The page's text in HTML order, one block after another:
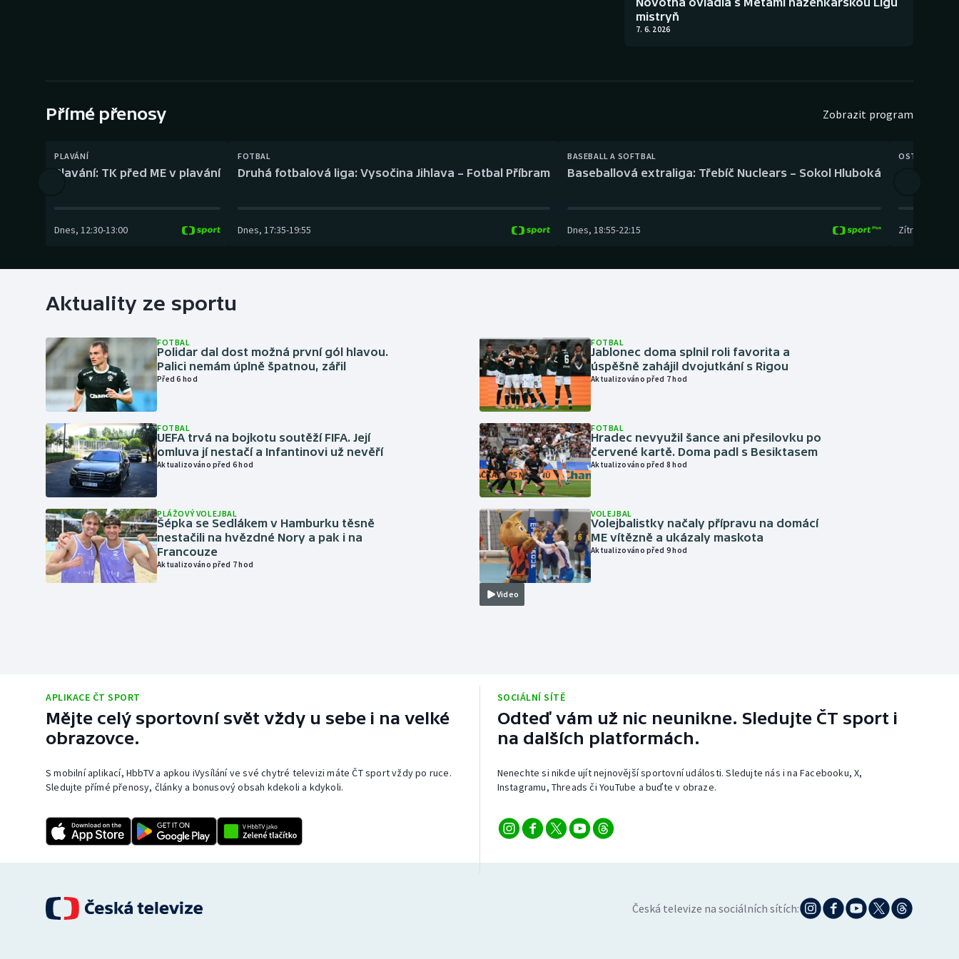
Gymnastika Plážový volejbal
mistryň
7. 6. 2026
Přímé přenosy Zobrazit program
PLAVÁNÍ
Plavání: TK před ME v plavání
Dnes, 12:30-13:00
FOTBAL
Druhá fotbalová liga: Vysočina Jihlava – Fotbal Příbram
Dnes, 17:35-19:55
BASEBALL A SOFTBAL
Baseballová extraliga: Třebíč Nuclears – Sokol Hluboká
Dnes, 18:55-22:15
OSTATNÍ
Zítra
Aktuality ze sportu
FOTBAL
Polidar dal dost možná první gól hlavou.
Palici nemám úplně špatnou, zářil
Před 6 hod
FOTBAL
UEFA trvá na bojkotu soutěží FIFA. Její
omluva jí nestačí a Infantinovi už nevěří
Aktualizováno před 6 hod
PLÁŽOVÝ VOLEJBAL
Šépka se Sedlákem v Hamburku těsně
nestačili na hvězdné Nory a pak i na
Francouze
Aktualizováno před 7 hod
FOTBAL
Jablonec doma splnil roli favorita a
úspěšně zahájil dvojutkání s Rigou
Aktualizováno před 7 hod
FOTBAL
Hradec nevyužil šance ani přesilovku po
červené kartě. Doma padl s Besiktasem
Aktualizováno před 8 hod
Video
VOLEJBAL
Volejbalistky načaly přípravu na domácí
ME vítězně a ukázaly maskota
Aktualizováno před 9 hod
APLIKACE ČT SPORT
Mějte celý sportovní svět vždy u sebe i na velké
obrazovce.
S mobilní aplikací, HbbTV a apkou iVysílání ve své chytré televizi máte ČT sport vždy po ruce.
Sledujte přímé přenosy, články a bonusový obsah kdekoli a kdykoli.
SOCIÁLNÍ SÍTĚ
Odteď vám už nic neunikne. Sledujte ČT sport i
na dalších platformách.
Nenechte si nikde ujít nejnovější sportovní události. Sledujte nás i na Facebooku, X,
Instagramu, Threads či YouTube a buďte v obraze.
Česká televize na sociálních sítích: